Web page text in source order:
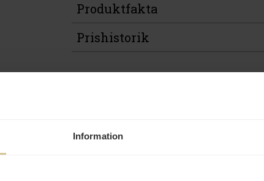
Information
Produktfakta
Prishistorik